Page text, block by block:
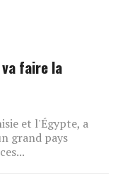
va faire la
et l'Égypte, a
grand pays